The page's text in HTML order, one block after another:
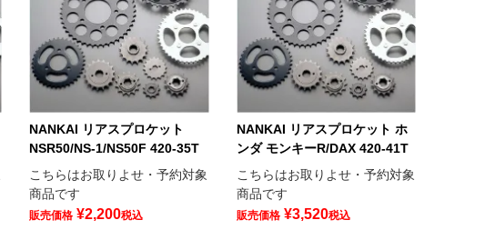
NANKAI リアスプロケット
NSR50/NS-1/NS50F 420-35T
こちらはお取りよせ・予約対象
商品です
販売価格 ¥2,200税込
NANKAI リアスプロケット ホ
ンダ モンキーR/DAX 420-41T
こちらはお取りよせ・予約対象
商品です
販売価格 ¥3,520税込